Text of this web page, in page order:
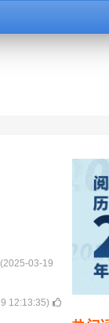
2025-03-19
12:13:35)